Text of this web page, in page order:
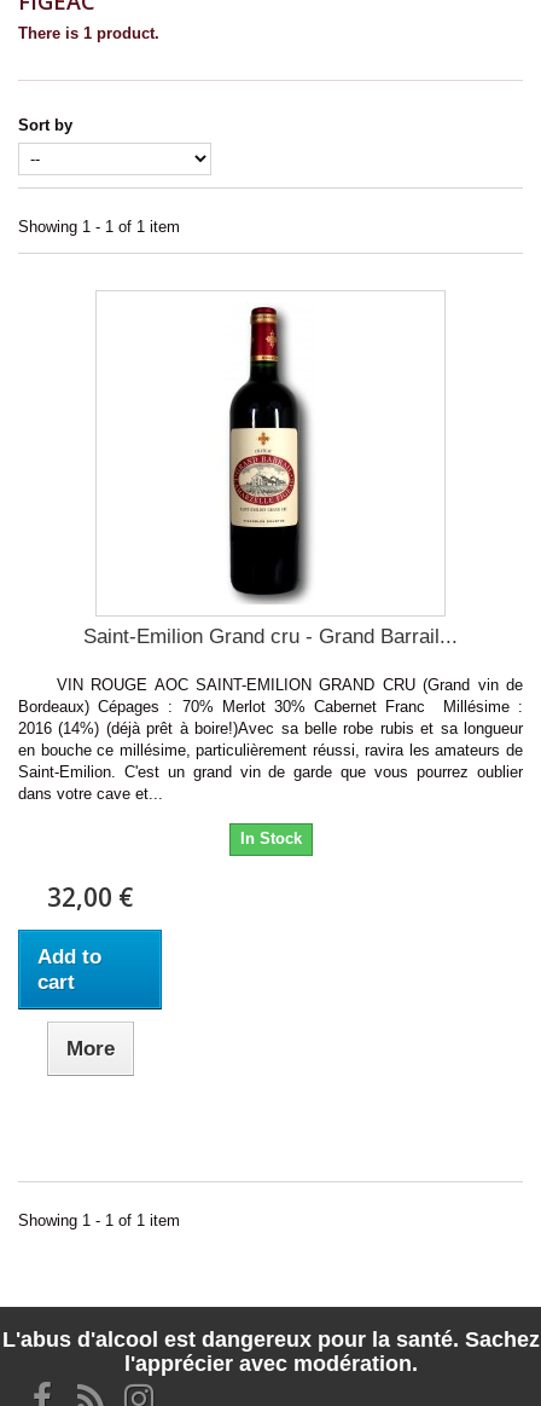
There is 1 product.
Sort by
Showing 1 - 1 of 1 item
Saint-Emilion Grand cru - Grand Barrail...
VIN ROUGE AOC SAINT-EMILION GRAND CRU (Grand vin de
Bordeaux) Cépages : 70% Merlot 30% Cabernet Franc Millésime :
2016 (14%) (déjà prêt à boire!)Avec sa belle robe rubis et sa longueur
en bouche ce millésime, particulièrement réussi, ravira les amateurs de
Saint-Emilion. C'est un grand vin de garde que vous pourrez oublier
dans votre cave et...
In Stock
32,00 €
Add to
cart
More
Showing 1 - 1 of 1 item
L'abus d'alcool est dangereux pour la santé. Sachez
l'apprécier avec modération.